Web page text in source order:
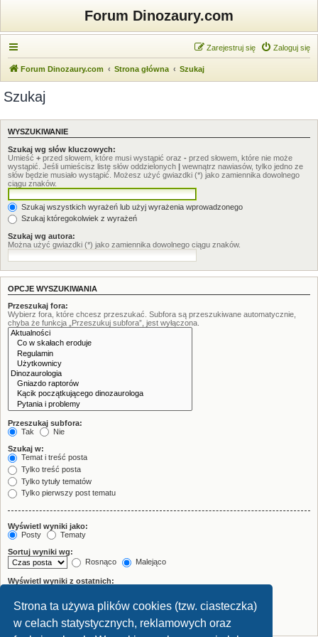
Strona ta używa plików cookies (tzw. ciasteczka)
w celach statystycznych, reklamowych oraz
Forum Dinozaury.com
Zaloguj się
Zarejestruj się
Forum Dinozaury.com Strona główna Szukaj
Szukaj
WYSZUKIWANIE
Szukaj wg słów kluczowych:
Umieść + przed słowem, które musi wystąpić oraz - przed słowem, które nie może
wystąpić. Jeśli umieścisz listę słów oddzielonych | wewnątrz nawiasów, tylko jedno ze
słów będzie musiało wystąpić. Możesz użyć gwiazdki (*) jako zamiennika dowolnego
ciągu znaków.
Szukaj wszystkich wyrażeń lub użyj wyrażenia wprowadzonego
Szukaj któregokolwiek z wyrażeń
Szukaj wg autora:
Można użyć gwiazdki (*) jako zamiennika dowolnego ciągu znaków.
OPCJE WYSZUKIWANIA
Przeszukaj fora:
Wybierz fora, które chcesz przeszukać. Subfora są przeszukiwane automatycznie,
chyba że funkcja „Przeszukuj subfora”, jest wyłączona.
Przeszukaj subfora:
Tak
Nie
Szukaj w:
Temat i treść posta
Tylko treść posta
Tylko tytuły tematów
Tylko pierwszy post tematu
Wyświetl wyniki jako:
Posty
Tematy
Sortuj wyniki wg:
Rosnąco
Malejąco
Wyświetl wyniki z ostatnich:
Wyświetl pierwsze:
znaków w poście